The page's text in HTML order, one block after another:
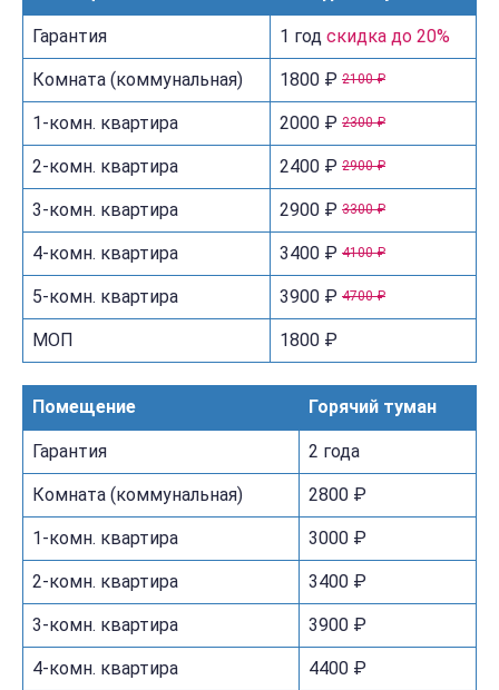
Гарантия 1 год скидка до 20%
Комната (коммунальная) 1800 ₽ 2100 ₽
1-комн. квартира 2000 ₽ 2300 ₽
2-комн. квартира 2400 ₽ 2900 ₽
3-комн. квартира 2900 ₽ 3300 ₽
4-комн. квартира 3400 ₽ 4100 ₽
5-комн. квартира 3900 ₽ 4700 ₽
МОП 1800 ₽
Помещение Горячий туман
Гарантия 2 года
Комната (коммунальная) 2800 ₽
1-комн. квартира 3000 ₽
2-комн. квартира 3400 ₽
3-комн. квартира 3900 ₽
4-комн. квартира 4400 ₽